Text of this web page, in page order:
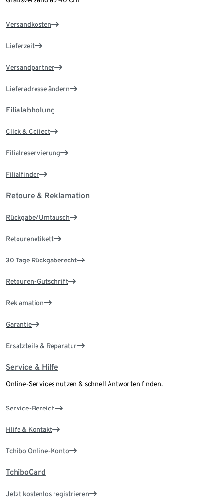
Versandkosten
Lieferzeit
Versandpartner
Lieferadresse ändern
Filialabholung
Click & Collect
Filialreservierung
Filialfinder
Retoure & Reklamation
Rückgabe/Umtausch
Retourenetikett
30 Tage Rückgaberecht
Retouren-Gutschrift
Reklamation
Garantie
Ersatzteile & Reparatur
Service & Hilfe
Online-Services nutzen & schnell Antworten finden.
Service-Bereich
Hilfe & Kontakt
Tchibo Online-Konto
TchiboCard
Jetzt kostenlos registrieren